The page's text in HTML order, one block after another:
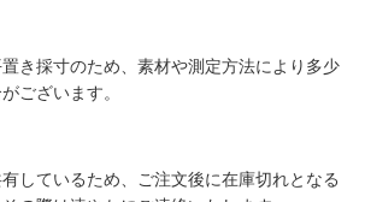
き採寸のため、素材や測定方法により多少
ございます。
しているため、ご注文後に在庫切れとなる